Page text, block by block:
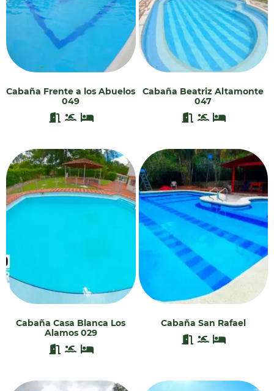
Cabaña Frente a los Abuelos
049
Cabaña Beatriz Altamonte
047
Cabaña Casa Blanca Los
Alamos 029
Cabaña San Rafael